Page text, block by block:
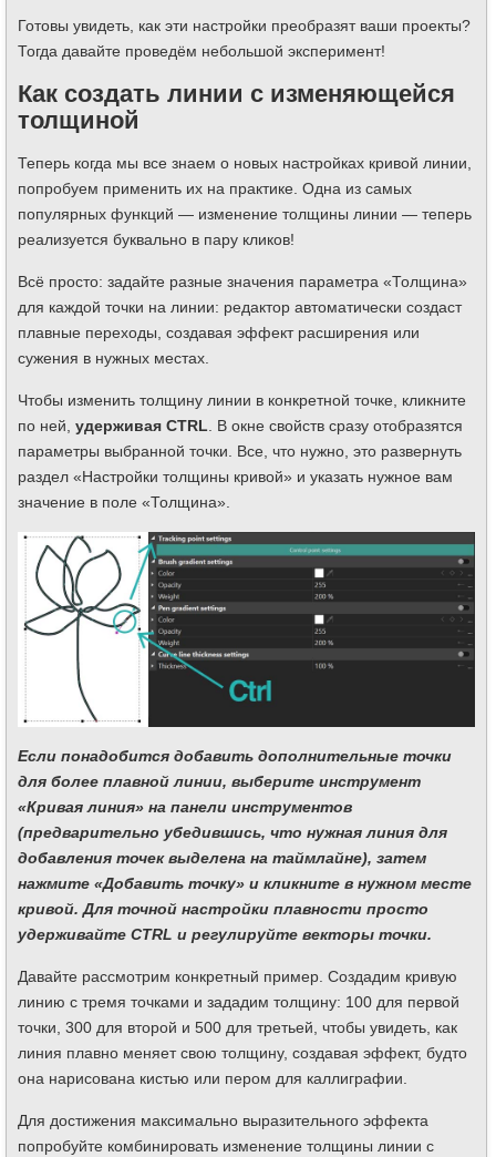
Готовы увидеть, как эти настройки преобразят ваши проекты?
Тогда давайте проведём небольшой эксперимент!
Как создать линии с изменяющейся
толщиной
Теперь когда мы все знаем о новых настройках кривой линии,
попробуем применить их на практике. Одна из самых
популярных функций — изменение толщины линии — теперь
реализуется буквально в пару кликов!
Всё просто: задайте разные значения параметра «Толщина»
для каждой точки на линии: редактор автоматически создаст
плавные переходы, создавая эффект расширения или
сужения в нужных местах.
Чтобы изменить толщину линии в конкретной точке, кликните
по ней, удерживая CTRL. В окне свойств сразу отобразятся
параметры выбранной точки. Все, что нужно, это развернуть
раздел «Настройки толщины кривой» и указать нужное вам
значение в поле «Толщина».
Если понадобится добавить дополнительные точки
для более плавной линии, выберите инструмент
«Кривая линия» на панели инструментов
(предварительно убедившись, что нужная линия для
добавления точек выделена на таймлайне), затем
нажмите «Добавить точку» и кликните в нужном месте
кривой. Для точной настройки плавности просто
удерживайте CTRL и регулируйте векторы точки.
Давайте рассмотрим конкретный пример. Создадим кривую
линию с тремя точками и зададим толщину: 100 для первой
точки, 300 для второй и 500 для третьей, чтобы увидеть, как
линия плавно меняет свою толщину, создавая эффект, будто
она нарисована кистью или пером для каллиграфии.
Для достижения максимально выразительного эффекта
попробуйте комбинировать изменение толщины линии с